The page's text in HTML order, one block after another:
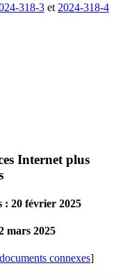
318-3 et 2024-318-4
Internet plus
: 20 février 2025
mars 2025
connexes]